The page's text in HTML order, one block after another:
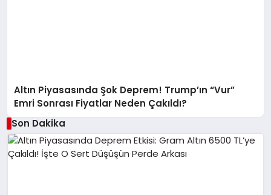
Altın Piyasasında Şok Deprem! Trump’ın “Vur”
Emri Sonrası Fiyatlar Neden Çakıldı?
Son Dakika